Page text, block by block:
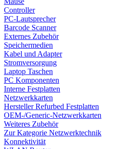
Controller
PC-Lautsprecher
Barcode Scanner
Externes Zubehör
Speichermedien
Kabel und Adapter
Stromversorgung
Laptop Taschen
PC Komponenten
Interne Festplatten
Netzwerkkarten
Hersteller Refurbed Festplatten
OEM-/Generic-Netzwerkkarten
Weiteres Zubehör
Zur Kategorie Netzwerktechnik
Konnektivität